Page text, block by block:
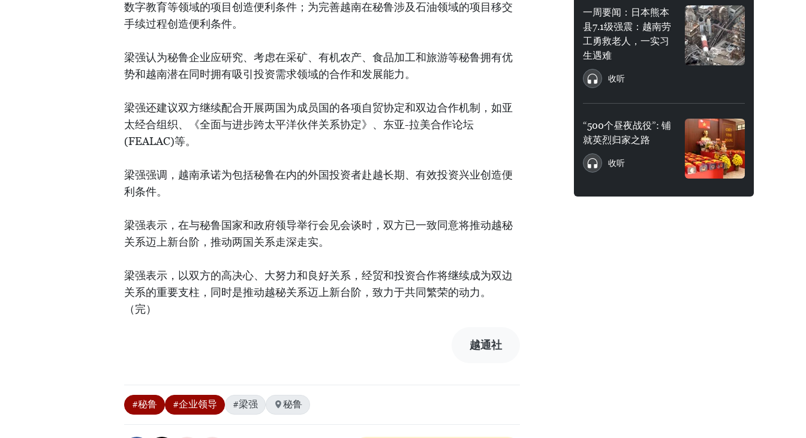
数字教育等领域的项目创造便利条件；为完善越南在秘鲁涉及石油领域的项目移交
手续过程创造便利条件。
梁强认为秘鲁企业应研究、考虑在采矿、有机农产、食品加工和旅游等秘鲁拥有优
势和越南潜在同时拥有吸引投资需求领域的合作和发展能力。
梁强还建议双方继续配合开展两国为成员国的各项自贸协定和双边合作机制，如亚
太经合组织、《全面与进步跨太平洋伙伴关系协定》、东亚-拉美合作论坛
(FEALAC)等。
梁强强调，越南承诺为包括秘鲁在内的外国投资者赴越长期、有效投资兴业创造便
利条件。
梁强表示，在与秘鲁国家和政府领导举行会见会谈时，双方已一致同意将推动越秘
关系迈上新台阶，推动两国关系走深走实。
梁强表示，以双方的高决心、大努力和良好关系，经贸和投资合作将继续成为双边
关系的重要支柱，同时是推动越秘关系迈上新台阶，致力于共同繁荣的动力。
（完）
越通社
#秘鲁 #企业领导 #梁强 秘鲁
一周要闻：日本熊本
县7.1级强震：越南劳
工勇救老人，一实习
生遇难
收听
“500个昼夜战役”: 铺
就英烈归家之路
收听